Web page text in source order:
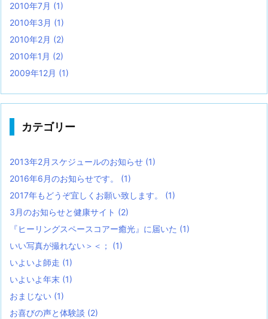
2010年7月 (1)
2010年3月 (1)
2010年2月 (2)
2010年1月 (2)
2009年12月 (1)
カテゴリー
2013年2月スケジュールのお知らせ (1)
2016年6月のお知らせです。 (1)
2017年もどうぞ宜しくお願い致します。 (1)
3月のお知らせと健康サイト (2)
『ヒーリングスペースコアー癒光』に届いた (1)
いい写真が撮れない＞＜； (1)
いよいよ師走 (1)
いよいよ年末 (1)
おまじない (1)
お喜びの声と体験談 (2)